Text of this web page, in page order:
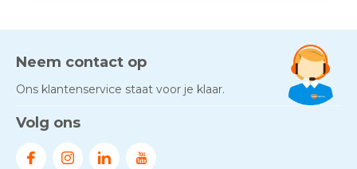
Neem contact op
Ons klantenservice staat voor je klaar.
Volg ons